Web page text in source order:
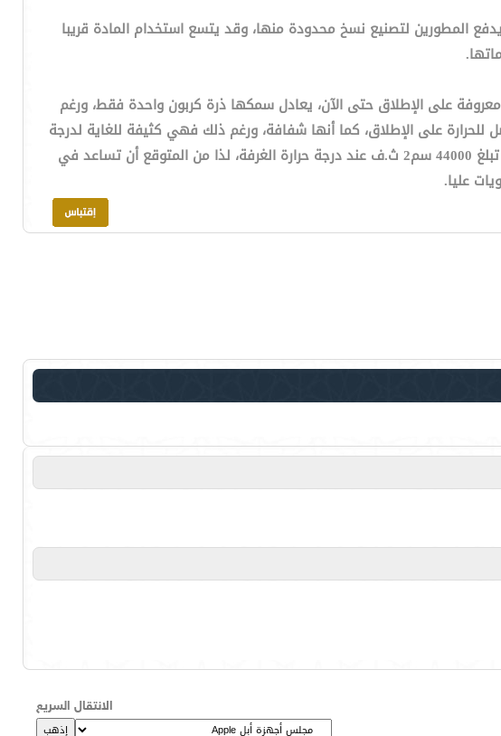
المطورين لتصنيع نسخ محدودة منها، وقد يتسع استخدام المادة قريبا
معروفة على الإطلاق حتى الآن، يعادل سمكها ذرة كربون واحدة فقط، ورغم
على الإطلاق، كما أنها شفافة، ورغم ذلك فهي كثيفة للغاية لدرجة
عدم سماحها بعبور أصغر ذرة "الهيليوم" من خلالها، ومن أبرز مزايا هذه المادة السرعة الفائقة لإلكتروناتها، حيث تبلغ 44000 سم2 ث.ف عند درجة حرارة الغرفة، لذا من المتوقع أن تساعد في
عليا.
الانتقال السريع